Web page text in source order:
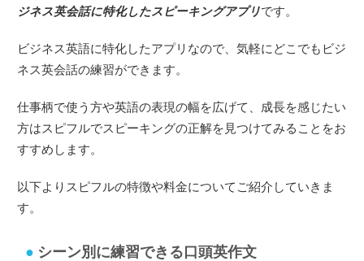
ジネス英会話に特化したスピーキングアプリです。
ビジネス英語に特化したアプリなので、気軽にどこでもビジ
ネス英会話の練習ができます。
仕事柄で使う方や英語の表現の幅を広げて、成長を感じたい
方はスピフルでスピーキングの正解を見つけてみることをお
すすめします。
以下よりスピフルの特徴や料金についてご紹介していきま
す。
シーン別に練習できる口頭英作文